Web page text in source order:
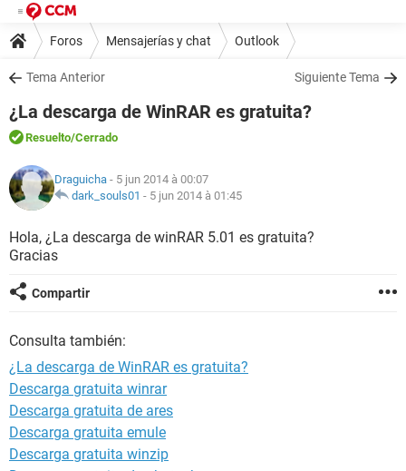
Foros Mensajerías y chat Outlook
Tema Anterior Siguiente Tema
¿La descarga de WinRAR es gratuita?
Resuelto/Cerrado
Draguicha - 5 jun 2014 à 00:07
dark_souls01 - 5 jun 2014 à 01:45
Hola, ¿La descarga de winRAR 5.01 es gratuita?
Gracias
Compartir
Consulta también:
¿La descarga de WinRAR es gratuita?
Descarga gratuita winrar
Descarga gratuita de ares
Descarga gratuita emule
Descarga gratuita winzip